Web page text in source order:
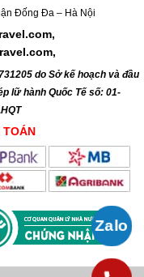
Đống Đa – Hà Nội
do Sở kế hoạch và đầu
lữ hành Quốc Tế số: 01-
TOÁN